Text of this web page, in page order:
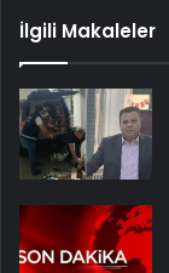
İlgili Makaleler